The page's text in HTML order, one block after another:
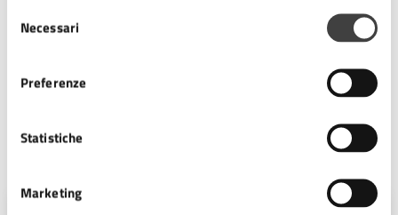
delNecessari
Preferenze
Statistiche
Marketing
informazioni importanti, leggi i termini e le condizioni
di servizio.
Termini e condizioni di servizio (PDF)